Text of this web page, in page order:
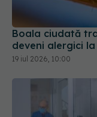
Boala ciudată
deveni alergici
19 iul 2026, 10:00